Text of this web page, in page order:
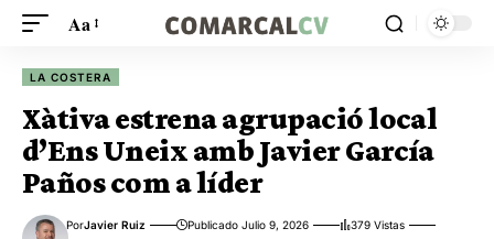
Aa
LA COSTERA
Xàtiva estrena agrupació local
d’Ens Uneix amb Javier García
Paños com a líder
PorJavier Ruiz Publicado Julio 9, 2026
379 Vistas